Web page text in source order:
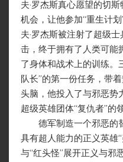
夫·罗杰斯真心愿望的切
机会，让他参加“重生计
夫·罗杰斯被注射了超级
击，终于拥有了人类可能
了身体和战术上的训练。
队长”的第一份任务，带
头脑，他投入了与邪恶势
超级英雄团体“复仇者”的
德军制造一个邪恶的替
具有超人能力的正义英雄
与“红头怪”展开正义与邪